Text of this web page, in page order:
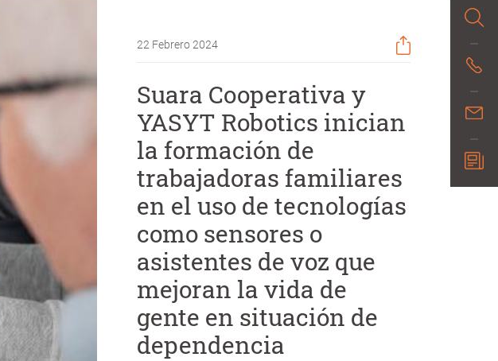
22 Febrero 2024
Suara Cooperativa y
YASYT Robotics inician
la formación de
trabajadoras familiares
en el uso de tecnologías
como sensores o
asistentes de voz que
mejoran la vida de
gente en situación de
dependencia